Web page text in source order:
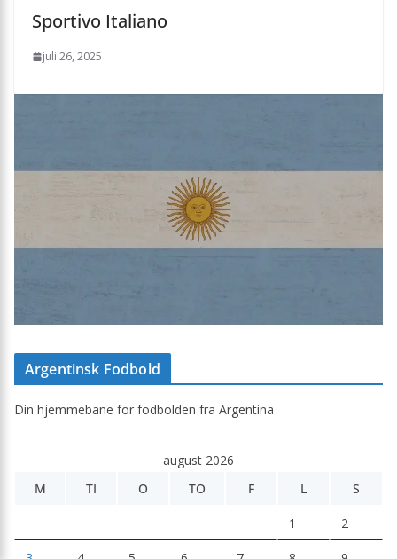
Sportivo Italiano
juli 26, 2025
Argentinsk Fodbold
Din hjemmebane for fodbolden fra Argentina
august 2026
M
TI O TO F L S
1 2